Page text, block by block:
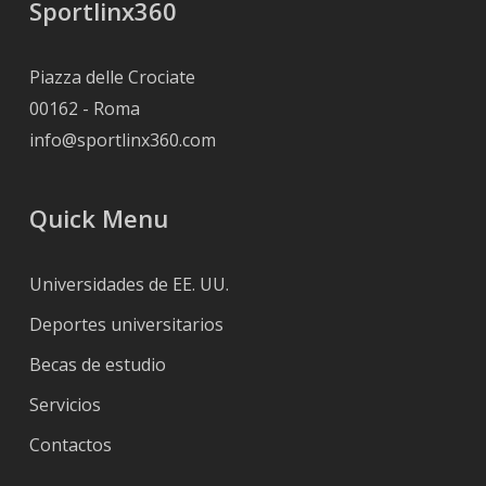
Sportlinx360
Piazza delle Crociate
00162 - Roma
info@sportlinx360.com
Quick Menu
Universidades de EE. UU.
Deportes universitarios
Becas de estudio
Servicios
Contactos